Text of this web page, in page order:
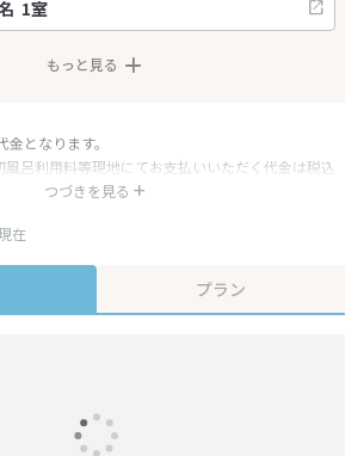
もっと見る
つづきを見る
となります。
呂利用料等現地にてお支払いいただく代金は税込
費税増税に伴い代金が一部変更となる場合がござい
・プラン内容は一定時間ごとに更新されます。最
さい。
在
プラン